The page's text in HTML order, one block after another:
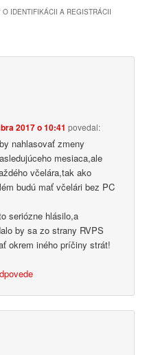
IDENTIFIKÁCII A REGISTRÁCII
2017 o 10:41 povedal:
nahlasovať zmeny
mesiaca,ale
včelára,tak ako
budú mať včelári bez PC
seriózne hlásilo,a
by sa zo strany RVPS
okrem iného príčiny strát!